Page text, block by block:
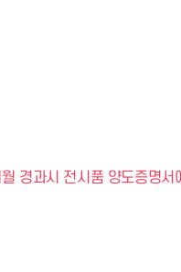
경과시 전시품 양도증명서